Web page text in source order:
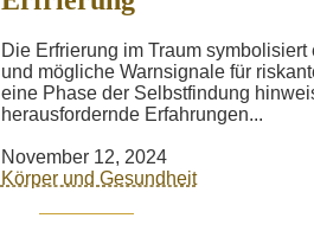
Die Erfrierung im Traum
und mögliche Warnsignale für
eine Phase der Selbstfindung
herausfordernde Erfahrungen...
November 12, 2024
Körper und Gesundheit